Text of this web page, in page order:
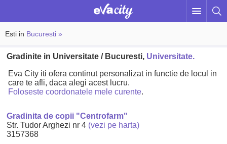
Esti in Bucuresti »
Gradinite in Universitate / Bucuresti, Universitate.
Eva City iti ofera continut personalizat in functie de locul in
care te afli, daca alegi acest lucru.
Foloseste coordonatele mele curente.
Gradinita de copii "Centrofarm"
Str. Tudor Arghezi nr 4 (vezi pe harta)
3157368